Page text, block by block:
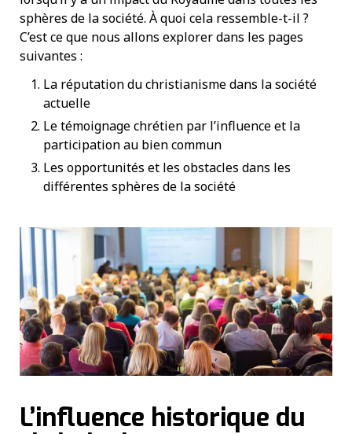
sphères de la société. À quoi cela ressemble-t-il ?
C’est ce que nous allons explorer dans les pages
suivantes :
La réputation du christianisme dans la société
actuelle
Le témoignage chrétien par l’influence et la
participation au bien commun
Les opportunités et les obstacles dans les
différentes sphères de la société
L’influence historique du